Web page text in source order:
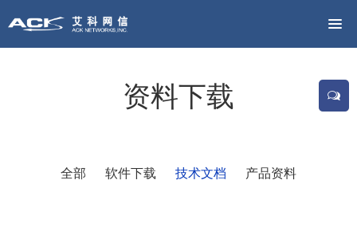
资料下载
全部 软件下载 技术文档 产品资料